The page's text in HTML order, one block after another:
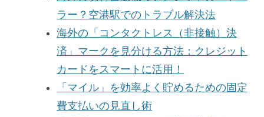
ラー？空港駅でのトラブル解決法
海外の「コンタクトレス（非接触）決
済」マークを見分ける方法：クレジット
カードをスマートに活用！
「マイル」を効率よく貯めるための固定
費支払いの見直し術